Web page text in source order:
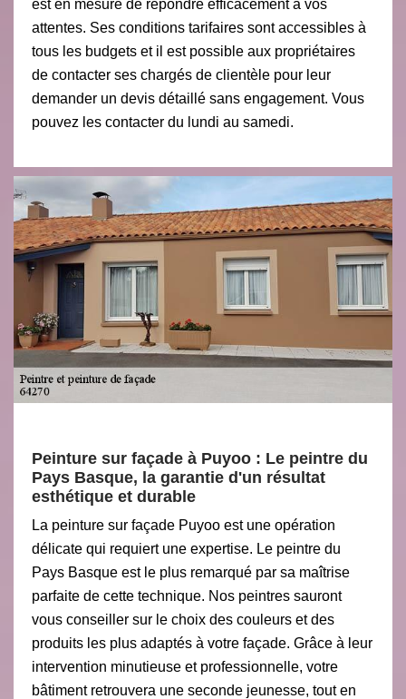
est en mesure de répondre efficacement à vos
attentes. Ses conditions tarifaires sont accessibles à
tous les budgets et il est possible aux propriétaires
de contacter ses chargés de clientèle pour leur
demander un devis détaillé sans engagement. Vous
pouvez les contacter du lundi au samedi.
Peinture sur façade à Puyoo : Le peintre du
Pays Basque, la garantie d'un résultat
esthétique et durable
La peinture sur façade Puyoo est une opération
délicate qui requiert une expertise. Le peintre du
Pays Basque est le plus remarqué par sa maîtrise
parfaite de cette technique. Nos peintres sauront
vous conseiller sur le choix des couleurs et des
produits les plus adaptés à votre façade. Grâce à leur
intervention minutieuse et professionnelle, votre
bâtiment retrouvera une seconde jeunesse, tout en